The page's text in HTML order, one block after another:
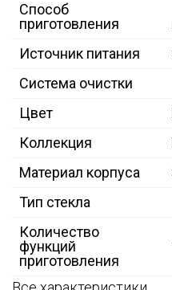
Способ
приготовления
Источник питания
Система очистки
Цвет
Коллекция
Материал корпуса
Тип стекла
Количество
функций
приготовления